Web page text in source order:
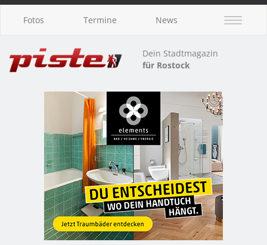
Fotos Termine News
Dein Stadtmagazin
für Rostock